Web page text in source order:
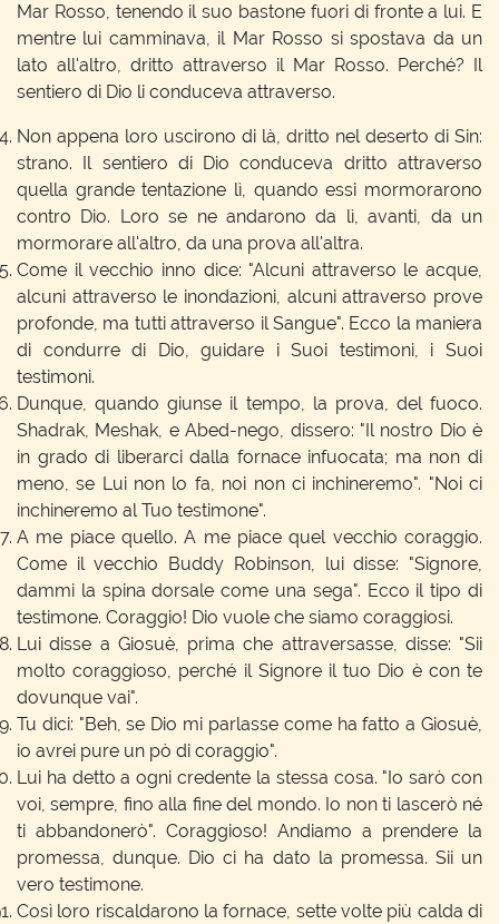
Mar Rosso, tenendo il suo bastone fuori di fronte a lui. E
mentre lui camminava, il Mar Rosso si spostava da un
lato all'altro, dritto attraverso il Mar Rosso. Perché? Il
sentiero di Dio li conduceva attraverso.
Non appena loro uscirono di là, dritto nel deserto di Sin:
strano. Il sentiero di Dio conduceva dritto attraverso
quella grande tentazione lì, quando essi mormorarono
contro Dio. Loro se ne andarono da lì, avanti, da un
mormorare all'altro, da una prova all'altra.
Come il vecchio inno dice: "Alcuni attraverso le acque,
alcuni attraverso le inondazioni, alcuni attraverso prove
profonde, ma tutti attraverso il Sangue". Ecco la maniera
di condurre di Dio, guidare i Suoi testimoni, i Suoi
testimoni.
Dunque, quando giunse il tempo, la prova, del fuoco.
Shadrak, Meshak, e Abed-nego, dissero: "Il nostro Dio è
in grado di liberarci dalla fornace infuocata; ma non di
meno, se Lui non lo fa, noi non ci inchineremo". "Noi ci
inchineremo al Tuo testimone".
A me piace quello. A me piace quel vecchio coraggio.
Come il vecchio Buddy Robinson, lui disse: "Signore,
dammi la spina dorsale come una sega". Ecco il tipo di
testimone. Coraggio! Dio vuole che siamo coraggiosi.
Lui disse a Giosuè, prima che attraversasse, disse: "Sii
molto coraggioso, perché il Signore il tuo Dio è con te
dovunque vai".
Tu dici: "Beh, se Dio mi parlasse come ha fatto a Giosuè,
io avrei pure un pò di coraggio".
Lui ha detto a ogni credente la stessa cosa. "Io sarò con
voi, sempre, fino alla fine del mondo. Io non ti lascerò né
ti abbandonerò". Coraggioso! Andiamo a prendere la
promessa, dunque. Dio ci ha dato la promessa. Sii un
vero testimone.
Così loro riscaldarono la fornace, sette volte più calda di